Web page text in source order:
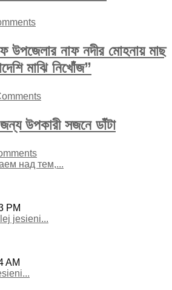
উপজেলার নাফ নদীর মোহনায় মাছ
মাঝি নিখোঁজ”
জন্য উপকারী সজনে ডাঁটা
над тем,...
PM
jesieni...
AM